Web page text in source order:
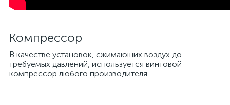
Компрессор
В качестве установок, сжимающих воздух до
требуемых давлений, используется винтовой
компрессор любого производителя.